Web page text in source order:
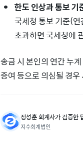
한도 인상과 통보 기
국세청 통보 기준(
초과하면 국세청에
송금 시 본인의 연간 누
증여 등으로 의심될 경
정성훈 회계사가 검증한
지수회계법인